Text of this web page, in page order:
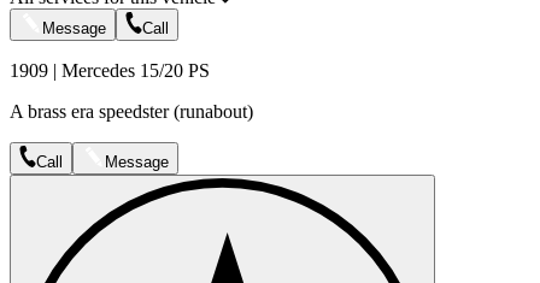
Message Call
1909 | Mercedes 15/20 PS
A brass era speedster (runabout)
Call Message